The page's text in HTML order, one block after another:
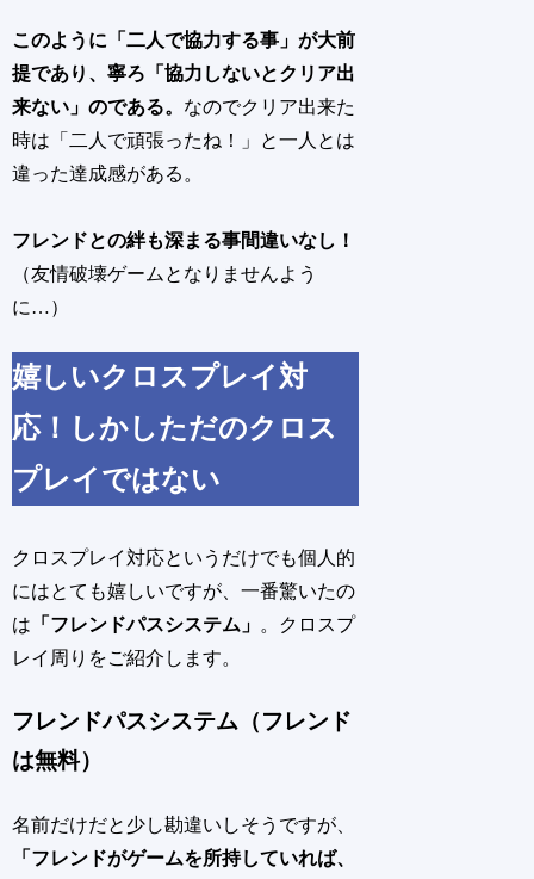
このように「二人で協力する事」が大前
提であり、寧ろ「協力しないとクリア出
来ない」のである。 なのでクリア出来た
時は「二人で頑張ったね！」と一人とは
違った達成感がある。
フレンドとの絆も深まる事間違いなし！
（友情破壊ゲームとなりませんよう
に…）
嬉しいクロスプレイ対
応！しかしただのクロス
プレイではない
クロスプレイ対応というだけでも個人的
にはとても嬉しいですが、一番驚いたの
は 「フレンドパスシステム」 。クロスプ
レイ周りをご紹介します。
フレンドパスシステム（フレンド
は無料）
名前だけだと少し勘違いしそうですが、
「フレンドがゲームを所持していれば、